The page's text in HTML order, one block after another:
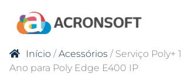
Início /Acessórios / Serviço Poly+ 1
Ano para Poly Edge E400 IP